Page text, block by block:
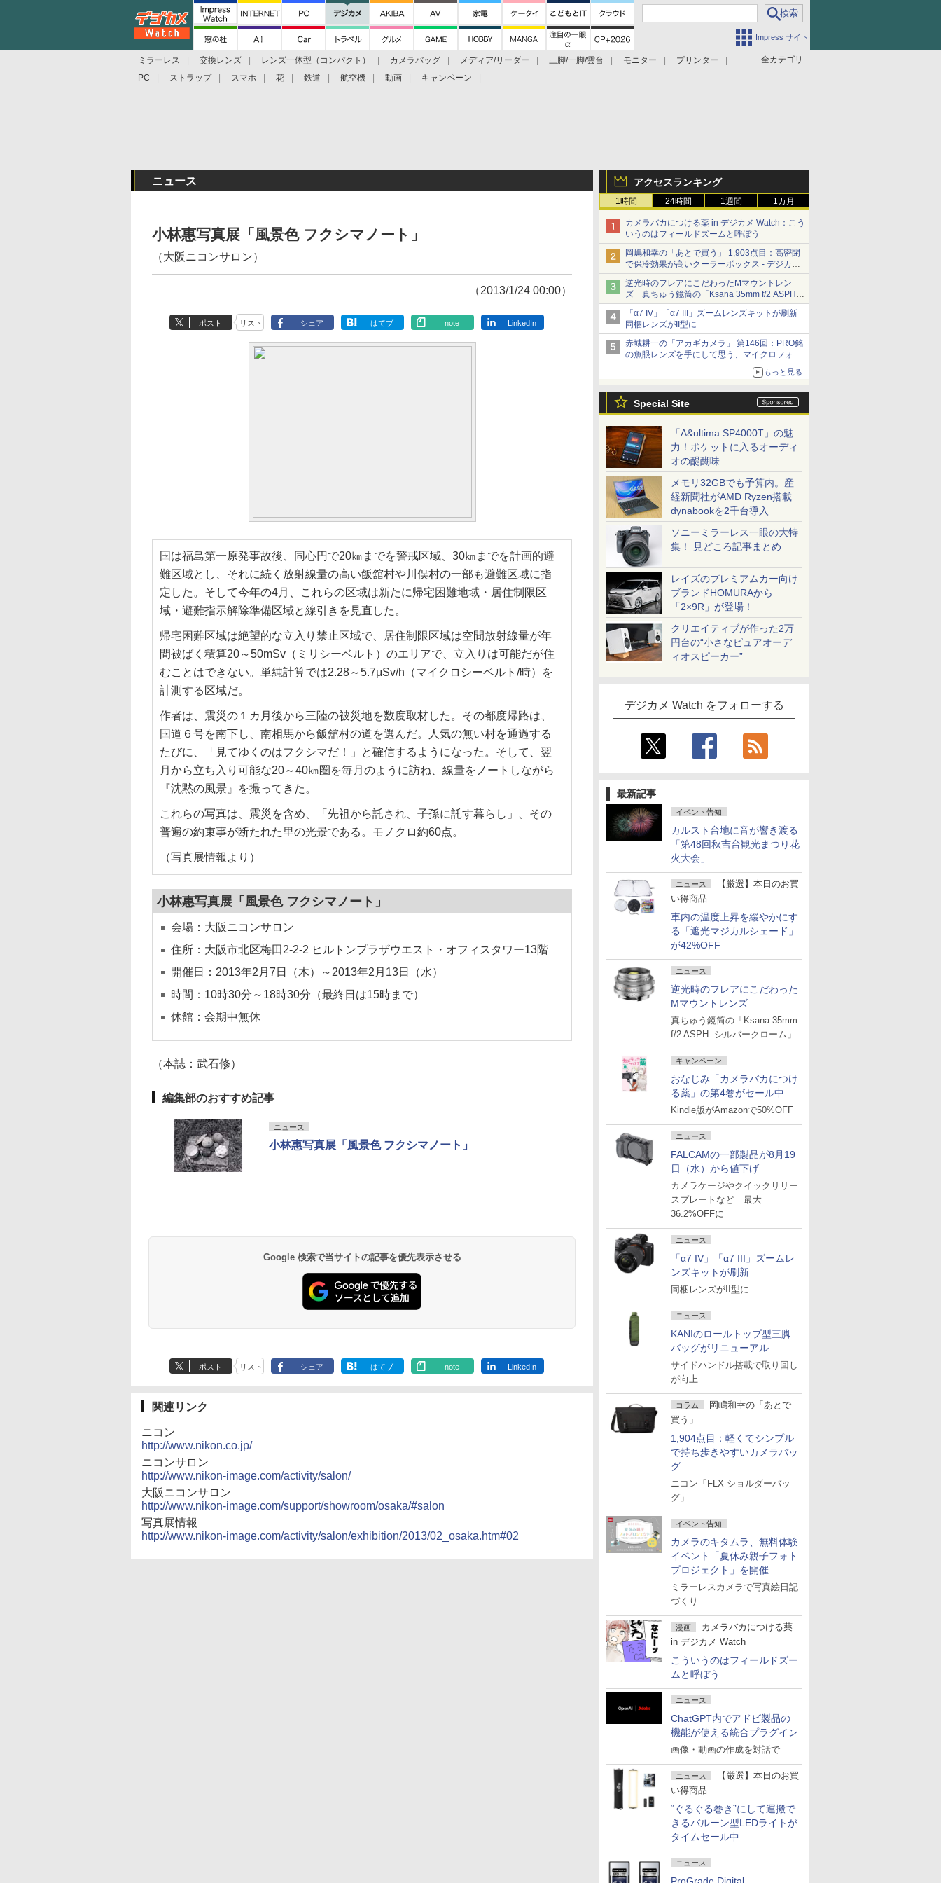
Impress サイト
全カテゴリ
ミラーレス 交換レンズ レンズ一体型（コンパクト） カメラバッグ メディア/リーダー 三脚/一脚/雲台 モニター
プリンター
PC
ストラップ スマホ 花 鉄道 航空機 動画 キャンペーン
アクセスランキング
1時間 24時間 1週間 1カ月
カメラバカにつける薬 in デジカメ Watch：こう
いうのはフィールドズームと呼ぼう
岡嶋和幸の「あとで買う」 1,903点目：高密閉
で保冷効果が高いクーラーボックス - デジカメ
Watch
逆光時のフレアにこだわったMマウントレン
ズ 真ちゅう鏡筒の「Ksana 35mm f/2 ASPH.
シルバークローム」
「α7 IV」「α7 III」ズームレンズキットが刷新
同梱レンズがII型に
赤城耕一の「アカギカメラ」 第146回：PRO銘
の魚眼レンズを手にして思う、マイクロフォー
もっと見る
Special Site
「A&ultima SP4000T」の魅
力！ポケットに入るオーディ
オの醍醐味
メモリ32GBでも予算内。産
経新聞社がAMD Ryzen搭載
dynabookを2千台導入
ソニーミラーレス一眼の大特
集！ 見どころ記事まとめ
レイズのプレミアムカー向け
ブランドHOMURAから
「2×9R」が登場！
クリエイティブが作った2万
円台の“小さなピュアオーデ
ィオスピーカー”
デジカメ Watch をフォローする
最新記事
イベント告知
カルスト台地に音が響き渡る
「第48回秋吉台観光まつり花
火大会」
ニュース
【厳選】本日のお買
い得商品
車内の温度上昇を緩やかにす
る「遮光マジカルシェード」
が42%OFF
ニュース
逆光時のフレアにこだわった
Mマウントレンズ
真ちゅう鏡筒の「Ksana 35mm
f/2 ASPH. シルバークローム」
キャンペーン
おなじみ「カメラバカにつけ
る薬」の第4巻がセール中
Kindle版がAmazonで50%OFF
ニュース
FALCAMの一部製品が8月19
日（水）から値下げ
カメラケージやクイックリリー
スプレートなど 最大
36.2%OFFに
ニュース
「α7 IV」「α7 III」ズームレ
ンズキットが刷新
同梱レンズがII型に
ニュース
KANIのロールトップ型三脚
バッグがリニューアル
サイドハンドル搭載で取り回し
が向上
コラム
岡嶋和幸の「あとで
買う」
1,904点目：軽くてシンプル
で持ち歩きやすいカメラバッ
グ
ニコン「FLX ショルダーバッ
グ」
イベント告知
カメラのキタムラ、無料体験
イベント「夏休み親子フォト
プロジェクト」を開催
ミラーレスカメラで写真絵日記
づくり
漫画
カメラバカにつける薬
in デジカメ Watch
こういうのはフィールドズー
ムと呼ぼう
ニュース
ChatGPT内でアドビ製品の
機能が使える統合プラグイン
画像・動画の作成を対話で
ニュース
【厳選】本日のお買
い得商品
“ぐるぐる巻き”にして運搬で
きるバルーン型LEDライトが
タイムセール中
ニュース
ニュース
小林惠写真展「風景色 フクシマノート」
（大阪ニコンサロン）
（2013/1/24 00:00）
ポスト リスト シェア はてブ note LinkedIn
国は福島第一原発事故後、同心円で20㎞までを警戒区域、30㎞までを計画的避
難区域とし、それに続く放射線量の高い飯舘村や川俣村の一部も避難区域に指
定した。そして今年の4月、これらの区域は新たに帰宅困難地域・居住制限区
域・避難指示解除準備区域と線引きを見直した。
帰宅困難区域は絶望的な立入り禁止区域で、居住制限区域は空間放射線量が年
間被ばく積算20～50mSv（ミリシーベルト）のエリアで、立入りは可能だが住
むことはできない。単純計算では2.28～5.7μSv/h（マイクロシーベルト/時）を
計測する区域だ。
作者は、震災の１カ月後から三陸の被災地を数度取材した。その都度帰路は、
国道６号を南下し、南相馬から飯舘村の道を選んだ。人気の無い村を通過する
たびに、「見てゆくのはフクシマだ！」と確信するようになった。そして、翌
月から立ち入り可能な20～40㎞圏を毎月のように訪ね、線量をノートしながら
『沈黙の風景』を撮ってきた。
これらの写真は、震災を含め、「先祖から託され、子孫に託す暮らし」、その
普遍の約束事が断たれた里の光景である。モノクロ約60点。
（写真展情報より）
小林惠写真展「風景色 フクシマノート」
会場：大阪ニコンサロン
住所：大阪市北区梅田2-2-2 ヒルトンプラザウエスト・オフィスタワー13階
開催日：2013年2月7日（木）～2013年2月13日（水）
時間：10時30分～18時30分（最終日は15時まで）
休館：会期中無休
（本誌：武石修）
編集部のおすすめ記事
ニュース
小林惠写真展「風景色 フクシマノート」
Google 検索で当サイトの記事を優先表示させる
ポスト リスト シェア はてブ note LinkedIn
関連リンク
ニコン
http://www.nikon.co.jp/
ニコンサロン
http://www.nikon-image.com/activity/salon/
大阪ニコンサロン
http://www.nikon-image.com/support/showroom/osaka/#salon
写真展情報
http://www.nikon-image.com/activity/salon/exhibition/2013/02_osaka.htm#02